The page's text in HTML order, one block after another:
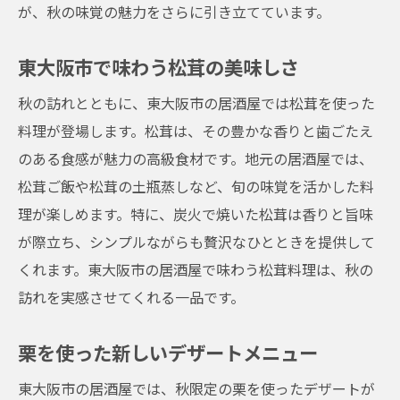
が、秋の味覚の魅力をさらに引き立てています。
東大阪市で味わう松茸の美味しさ
秋の訪れとともに、東大阪市の居酒屋では松茸を使った
料理が登場します。松茸は、その豊かな香りと歯ごたえ
のある食感が魅力の高級食材です。地元の居酒屋では、
松茸ご飯や松茸の土瓶蒸しなど、旬の味覚を活かした料
理が楽しめます。特に、炭火で焼いた松茸は香りと旨味
が際立ち、シンプルながらも贅沢なひとときを提供して
くれます。東大阪市の居酒屋で味わう松茸料理は、秋の
訪れを実感させてくれる一品です。
栗を使った新しいデザートメニュー
東大阪市の居酒屋では、秋限定の栗を使ったデザートが